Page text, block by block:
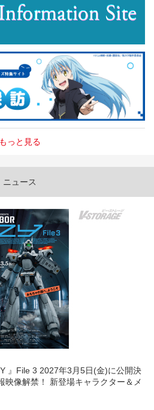
もっと見る
ニュース
』File 3 2027年3月5日(金)に公開決
映像解禁！ 新登場キャラクター＆メ